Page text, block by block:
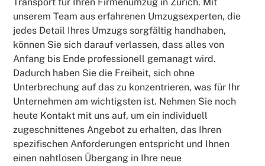
unserem Team aus erfahrenen Umzugsexperten, die
jedes Detail Ihres Umzugs sorgfältig handhaben,
können Sie sich darauf verlassen, dass alles von
Anfang bis Ende professionell gemanagt wird.
Dadurch haben Sie die Freiheit, sich ohne
Unterbrechung auf das zu konzentrieren, was für Ihr
Unternehmen am wichtigsten ist. Nehmen Sie noch
heute Kontakt mit uns auf, um ein individuell
zugeschnittenes Angebot zu erhalten, das Ihren
spezifischen Anforderungen entspricht und Ihnen
einen nahtlosen Übergang in Ihre neue